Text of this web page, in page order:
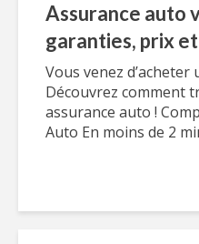
Assurance auto
garanties, prix
Vous venez
Découvrez comment
assurance auto !
Auto En moins de 2